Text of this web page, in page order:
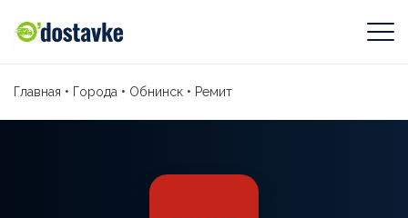
Главная • Города • Обнинск • Ремит